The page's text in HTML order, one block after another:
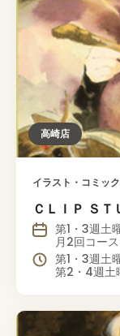
高崎店
イラスト・コミック
ＣＬＩＰ ＳＴ
第1・3週土
月2回コース
第1・3週土
第2・4週土